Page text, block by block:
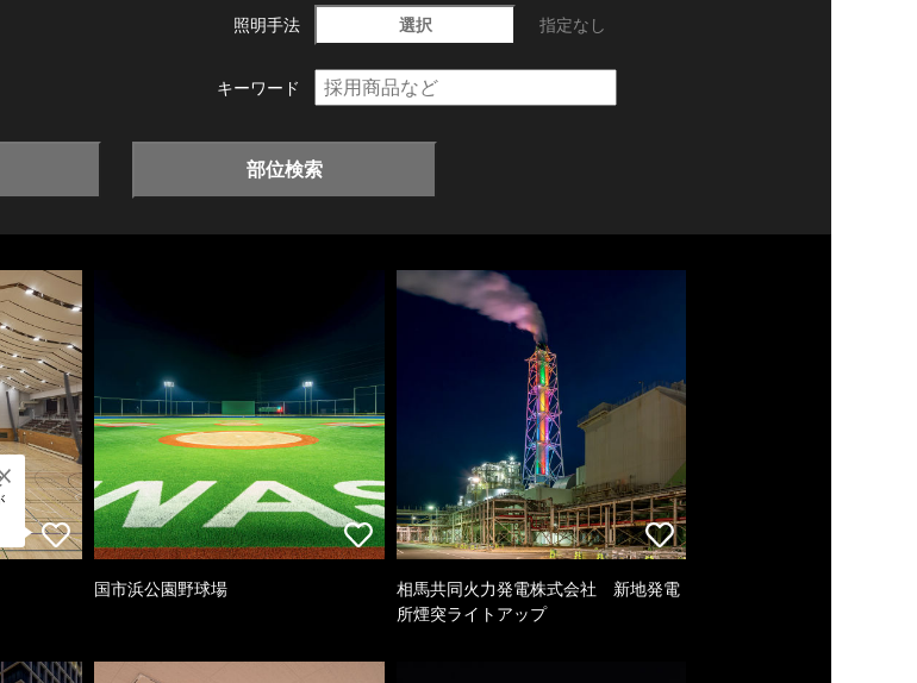
照明手法 選択 指定なし
キーワード
部位検索
国市浜公園野球場
相馬共同火力発電株式会社 新地発電
所煙突ライトアップ